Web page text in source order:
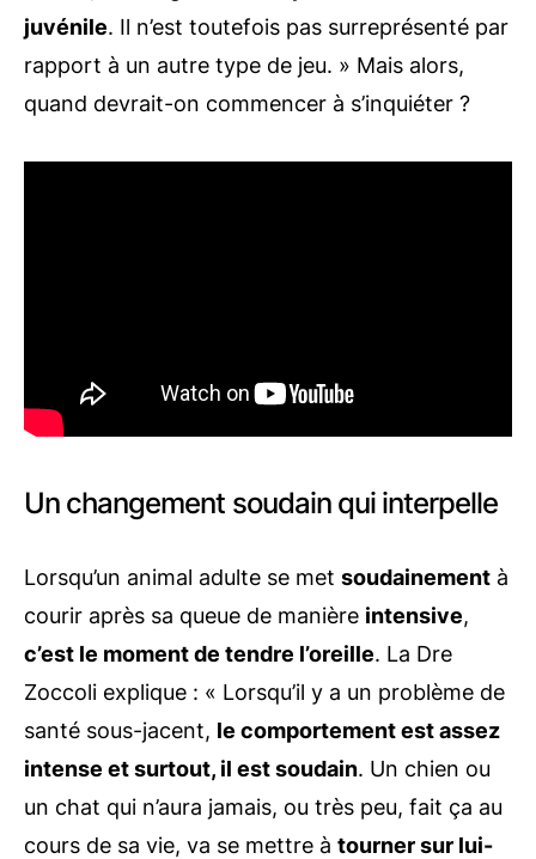
juvénile. Il n’est toutefois pas surreprésenté par
rapport à un autre type de jeu. » Mais alors,
quand devrait-on commencer à s’inquiéter ?
Un changement soudain qui interpelle
Lorsqu’un animal adulte se met soudainement à
courir après sa queue de manière intensive,
c’est le moment de tendre l’oreille. La Dre
Zoccoli explique : « Lorsqu’il y a un problème de
santé sous-jacent, le comportement est assez
intense et surtout, il est soudain. Un chien ou
un chat qui n’aura jamais, ou très peu, fait ça au
cours de sa vie, va se mettre à tourner sur lui-